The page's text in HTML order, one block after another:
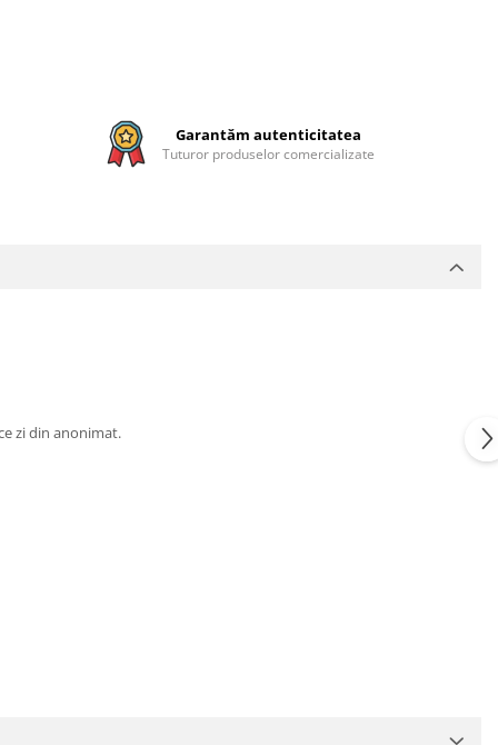
Garantăm autenticitatea
Tuturor produselor comercializate
zi din anonimat.